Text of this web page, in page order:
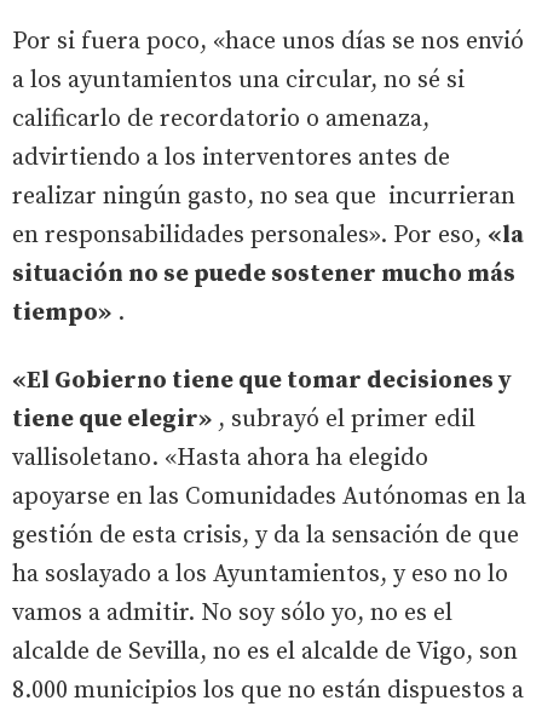
Por si fuera poco, «hace unos días se nos envió
a los ayuntamientos una circular, no sé si
calificarlo de recordatorio o amenaza,
advirtiendo a los interventores antes de
realizar ningún gasto, no sea que incurrieran
en responsabilidades personales». Por eso, «la
situación no se puede sostener mucho más
tiempo» .
«El Gobierno tiene que tomar decisiones y
tiene que elegir» , subrayó el primer edil
vallisoletano. «Hasta ahora ha elegido
apoyarse en las Comunidades Autónomas en la
gestión de esta crisis, y da la sensación de que
ha soslayado a los Ayuntamientos, y eso no lo
vamos a admitir. No soy sólo yo, no es el
alcalde de Sevilla, no es el alcalde de Vigo, son
8.000 municipios los que no están dispuestos a